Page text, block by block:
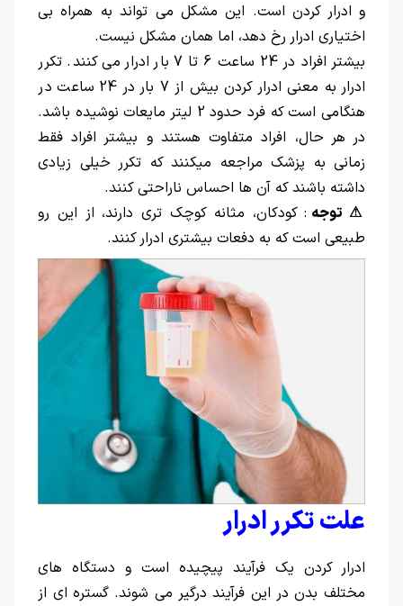
و ادرار کردن است. این مشکل می تواند به همراه بی
اختیاری ادرار رخ دهد، اما همان مشکل نیست.
بیشتر افراد در 24 ساعت 6 تا 7 بار ادرار می کنند. تکرر
ادرار به معنی ادرار کردن بیش از 7 بار در 24 ساعت در
هنگامی است که فرد حدود 2 لیتر مایعات نوشیده باشد.
در هر حال، افراد متفاوت هستند و بیشتر افراد فقط
زمانی به پزشک مراجعه میکنند که تکرر خیلی زیادی
داشته باشند که آن ها احساس ناراحتی کنند.
⚠ توجه : کودکان، مثانه کوچک تری دارند، از این رو
طبیعی است که به دفعات بیشتری ادرار کنند.
علت تکرر ادرار
ادرار کردن یک فرآیند پیچیده است و دستگاه های
مختلف بدن در این فرآیند درگیر می شوند. گستره ای از